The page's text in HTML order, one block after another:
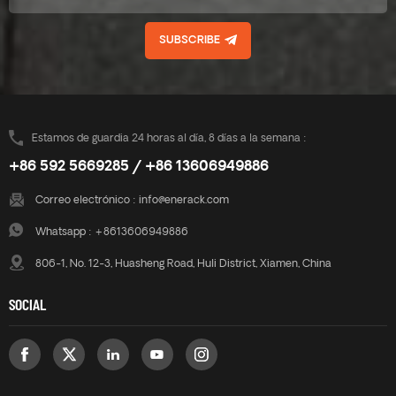
SUBSCRIBE
Estamos de guardia 24 horas al día, 8 días a la semana :
+86 592 5669285 / +86 13606949886
Correo electrónico : info@enerack.com
Whatsapp : +8613606949886
806-1, No. 12-3, Huasheng Road, Huli District, Xiamen, China
SOCIAL